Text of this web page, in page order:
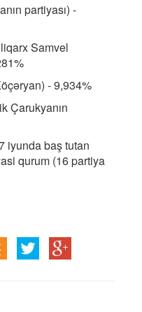
partiyası) -
Samvel
- 9,934%
Çarukyanın
iyunda baş tutan
qurum (16 partiya